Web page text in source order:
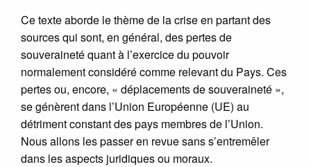
Ce texte aborde le thème de la crise en partant des
sources qui sont, en général, des pertes de
souveraineté quant à l’exercice du pouvoir
normalement considéré comme relevant du Pays. Ces
pertes ou, encore, « déplacements de souveraineté »,
se génèrent dans l’Union Européenne (UE) au
détriment constant des pays membres de l’Union.
Nous allons les passer en revue sans s’entremêler
dans les aspects juridiques ou moraux.